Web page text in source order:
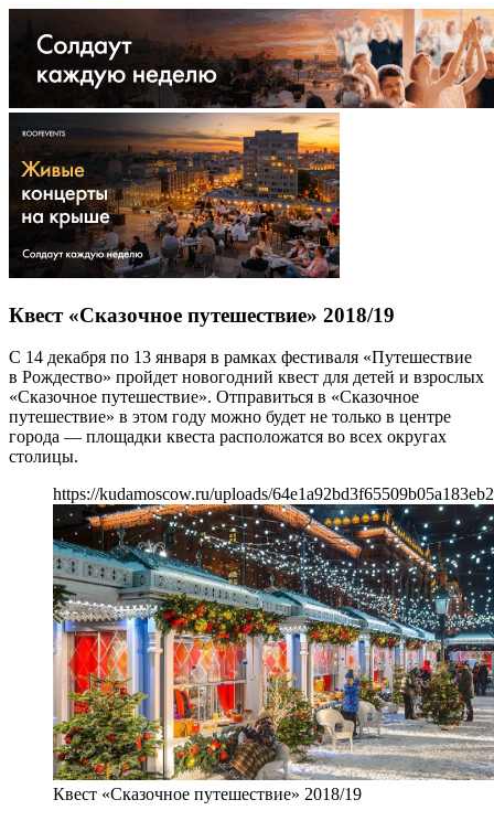
Квест «Сказочное путешествие» 2018/19
С 14 декабря по 13 января в рамках фестиваля «Путешествие
в Рождество» пройдет новогодний квест для детей и взрослых
«Сказочное путешествие». Отправиться в «Сказочное
путешествие» в этом году можно будет не только в центре
города — площадки квеста расположатся во всех округах
столицы.
https://kudamoscow.ru/uploads/
Квест «Сказочное путешествие» 2018/19